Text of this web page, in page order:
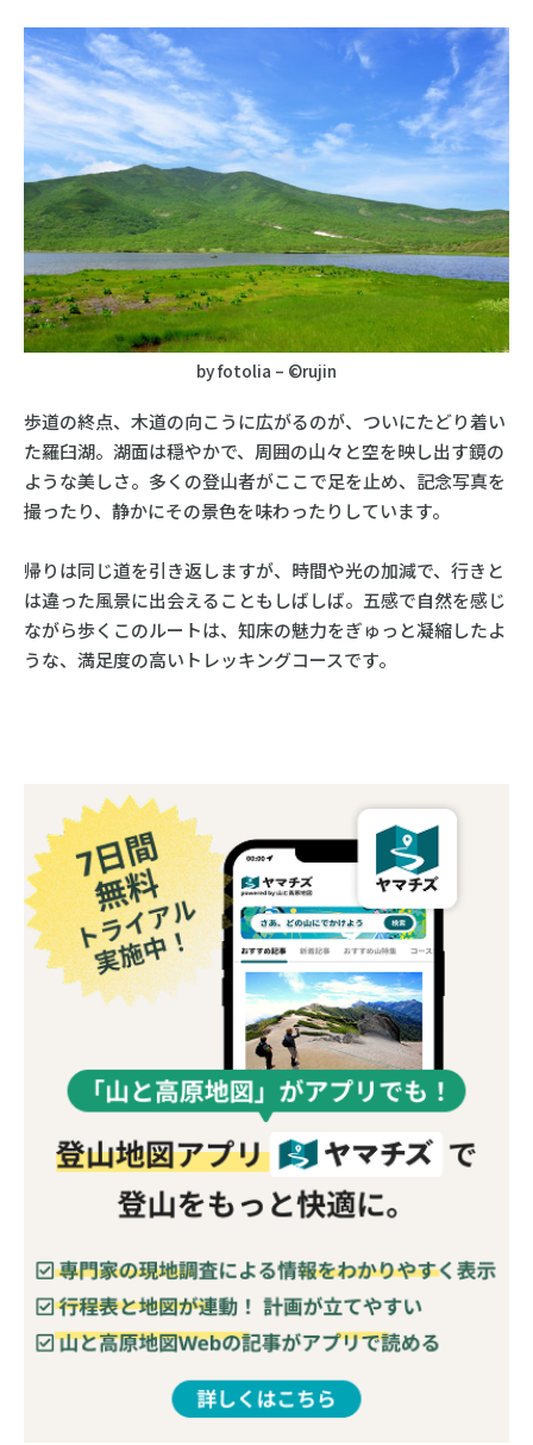
by fotolia – ©rujin
歩道の終点、木道の向こうに広がるのが、ついにたどり着い
た羅臼湖。湖面は穏やかで、周囲の山々と空を映し出す鏡の
ような美しさ。多くの登山者がここで足を止め、記念写真を
撮ったり、静かにその景色を味わったりしています。
帰りは同じ道を引き返しますが、時間や光の加減で、行きと
は違った風景に出会えることもしばしば。五感で自然を感じ
ながら歩くこのルートは、知床の魅力をぎゅっと凝縮したよ
うな、満足度の高いトレッキングコースです。